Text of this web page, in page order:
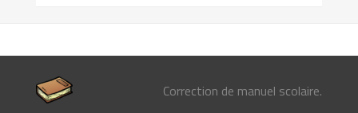
Correction de manuel scolaire.